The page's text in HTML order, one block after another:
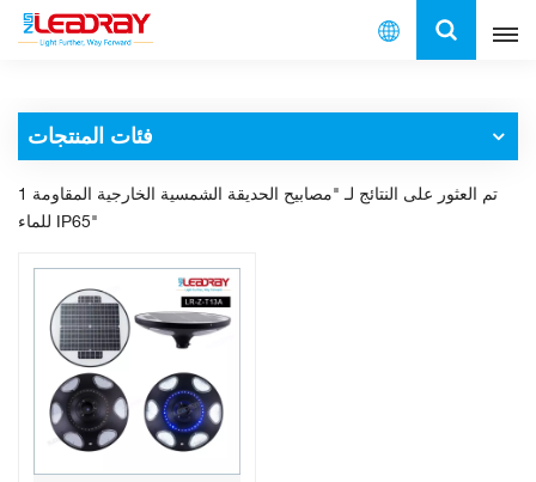
العربية
français
فئات المنتجات
1 تم العثور على النتائج لـ "مصابيح الحديقة الشمسية الخارجية المقاومة
للماء IP65"